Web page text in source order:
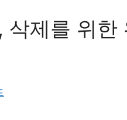
삭제를 위한